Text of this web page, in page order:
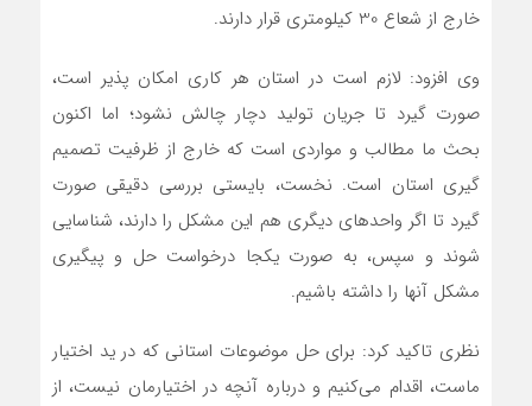
خارج از شعاع 30 کیلومتری قرار دارند.
وی افزود: لازم است در استان هر کاری امکان پذیر است،
صورت گیرد تا جریان تولید دچار چالش نشود؛ اما اکنون
بحث ما مطالب و مواردی است که خارج از ظرفیت تصمیم
گیری استان است. نخست، بایستی بررسی دقیقی صورت
گیرد تا اگر واحدهای دیگری هم این مشکل را دارند، شناسایی
شوند و سپس، به صورت یکجا درخواست حل و پیگیری
مشکل آنها را داشته باشیم.
نظری تاکید کرد: برای حل موضوعات استانی که در ید اختیار
ماست، اقدام می‌کنیم و درباره آنچه در اختیارمان نیست، از